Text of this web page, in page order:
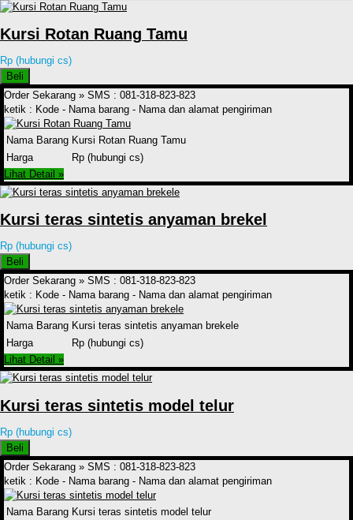
Kursi Rotan Ruang Tamu
Rp (hubungi cs)
Beli
Order Sekarang » SMS : 081-318-823-823
ketik : Kode - Nama barang - Nama dan alamat pengiriman
Nama Barang Kursi Rotan Ruang Tamu
Harga
Rp (hubungi cs)
Lihat Detail »
Kursi teras sintetis anyaman brekel
Rp (hubungi cs)
Beli
Order Sekarang » SMS : 081-318-823-823
ketik : Kode - Nama barang - Nama dan alamat pengiriman
Nama Barang Kursi teras sintetis anyaman brekele
Harga
Rp (hubungi cs)
Lihat Detail »
Kursi teras sintetis model telur
Rp (hubungi cs)
Beli
Order Sekarang » SMS : 081-318-823-823
ketik : Kode - Nama barang - Nama dan alamat pengiriman
Nama Barang Kursi teras sintetis model telur